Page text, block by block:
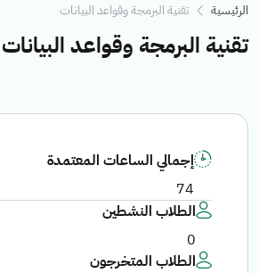
الرئيسية تقنية البرمجة وقواعد البيانات
تقنية البرمجة وقواعد البيانات
إجمالي الساعات المعتمدة
74
الطلاب النشطين
0
الطلاب المتخرجون